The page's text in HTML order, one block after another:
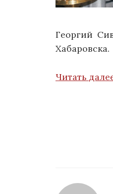
Георгий
Хабаровска.
Читать